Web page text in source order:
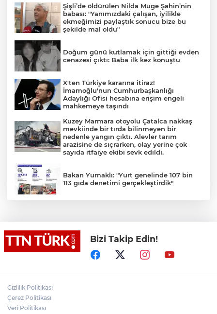
Şişli’de öldürülen Nilda Müge Şahin’nin
babası: "Yanımızdaki çalışan, iyilikle
ekmeğimizi paylaştık sonucu bize bu
şekilde mal oldu"
Doğum günü kutlamak için gittiği evden
cenazesi çıktı: Baba ilk kez konuştu
X'ten Türkiye kararına itiraz!
İmamoğlu'nun Cumhurbaşkanlığı
Adaylığı Ofisi hesabına erişim engeli
mahkemeye taşındı
Kuzey Marmara otoyolu Çatalca nakkaş
mevkiinde bir tırda bilinmeyen bir
nedenle yangın çıktı. Alevler tarım
arazisine de sıçrarken, olay yerine çok
sayıda itfaiye ekibi sevk edildi.
Bakan Yumaklı: "Yurt genelinde 107 bin
113 gıda denetimi gerçekleştirdik"
başladı
İran: "Umman ile Hürmüz Boğazı’ndaki
deniz ulaşım güzergahının coğrafi
Bizi Takip Edin!
Gizlilik Politikası
Çerez Politikası
Veri Politikası